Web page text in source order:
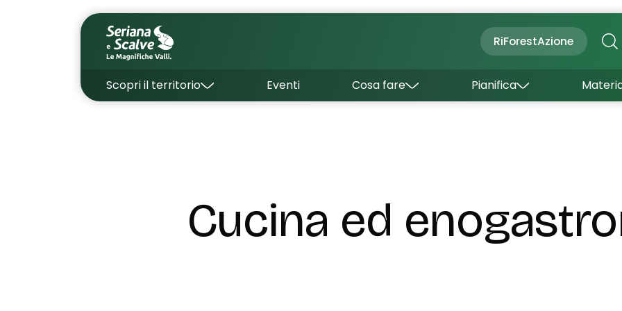
RiForestAzione
Scopri il territorio Eventi Cosa fare
Con bambini
Pianifica
Dove dormire
Come arrivare
Come muoversi
Cucina ed